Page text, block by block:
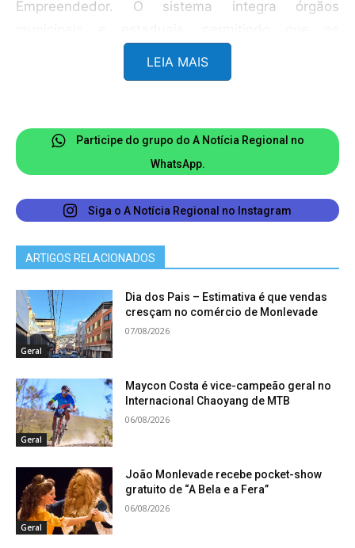
Empreendedor. O sistema integra órgãos
forma digital, rápida e integrada. Através dele, os
compulsórias; emissão automática de inscrição
municipal, emissão automática de dispensas para
outras.
LEIA MAIS
Participe do grupo do A Notícia Regional no
WhatsApp.
Siga o A Notícia Regional no Instagram
ARTIGOS RELACIONADOS
Geral
Dia dos Pais – Estimativa é que vendas
cresçam no comércio de Monlevade
07/08/2026
Geral
Maycon Costa é vice-campeão geral no
Internacional Chaoyang de MTB
06/08/2026
Geral
João Monlevade recebe pocket-show
gratuito de “A Bela e a Fera”
06/08/2026